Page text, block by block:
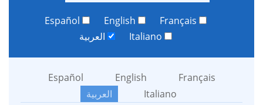
English
Español
العربية
English
Español
العربية